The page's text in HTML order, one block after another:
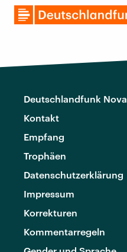
Deutschlandfunk Nova
Kontakt
Empfang
Trophäen
Datenschutzerklärung
Impressum
Korrekturen
Kommentarregeln